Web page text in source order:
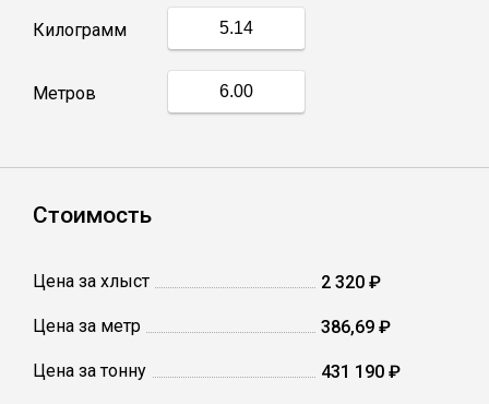
Столбы заборные
Килограмм
Метров
Стоимость
Цена за хлыст 2 320 ₽
Цена за метр 386,69 ₽
Цена за тонну 431 190 ₽